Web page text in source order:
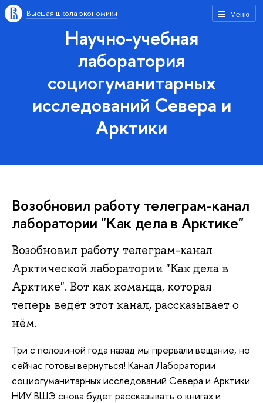
Меню
Высшая школа экономики
Научно-учебная
лаборатория
социогуманитарных
исследований Севера и
Арктики
Возобновил работу телеграм-канал
лаборатории "Как дела в Арктике"
Возобновил работу телеграм-канал
Арктической лаборатории "Как дела в
Арктике". Вот как команда, которая
теперь ведёт этот канал, рассказывает о
нём.
Три с половиной года назад мы прервали вещание, но
сейчас готовы вернуться! Канал Лаборатории
социогуманитарных исследований Севера и Арктики
НИУ ВШЭ снова будет рассказывать о книгах и